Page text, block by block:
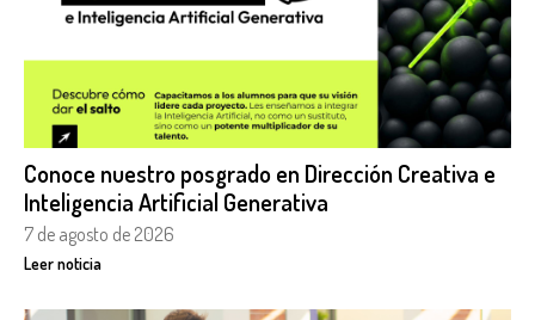
Conoce nuestro posgrado en Dirección Creativa e
Inteligencia Artificial Generativa
7 de agosto de 2026
Leer noticia